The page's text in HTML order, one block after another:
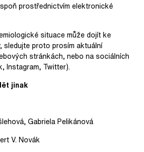
prostřednictvím elektronické
situace může dojít ke
sledujte proto prosím aktuální
stránkách, nebo na sociálních
Instagram, Twitter).
jinak
Gabriela Pelikánová
V. Novák